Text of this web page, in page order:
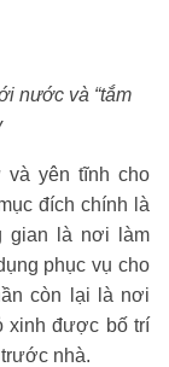
nước và “tắm
yên tĩnh cho
đích chính là
gian là nơi làm
phục vụ cho
còn lại là nơi
xinh được bố trí
nhà.